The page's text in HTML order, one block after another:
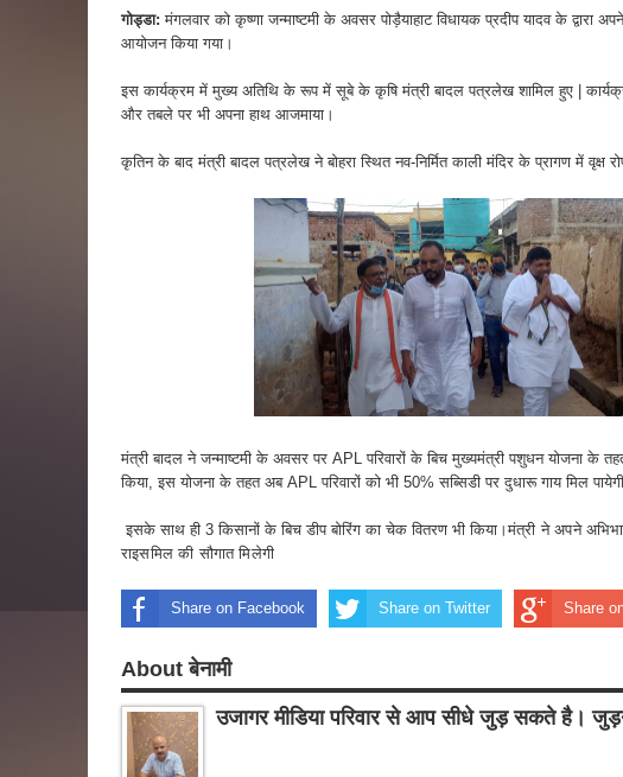
गोड्डा: मंगलवार को कृष्णा जन्माष्टमी के अवसर पोड़ैयाहाट विधायक प्रदीप यादव के द्वारा
आयोजन किया गया।
इस कार्यक्रम में मुख्य अतिथि के रूप में सूबे के कृषि मंत्री बादल पत्रलेख शामिल हुए |
और तबले पर भी अपना हाथ आजमाया।
कृतिन के बाद मंत्री बादल पत्रलेख ने बोहरा स्थित नव-निर्मित काली मंदिर के प्रागण में वृक्ष
मंत्री बादल ने जन्माष्टमी के अवसर पर APL परिवारों के बिच मुख्यमंत्री पशुधन योजना के
किया, इस योजना के तहत अब APL परिवारों को भी 50% सब्सिडी पर दुधारू गाय मिल
इसके साथ ही 3 किसानों के बिच डीप बोरिंग का चेक वितरण भी किया।मंत्री ने अपने
राइसमिल की सौगात मिलेगी
Share on Facebook Share on Twitter Share
About बेनामी
उजागर मीडिया परिवार से आप सीधे जुड़ सकते है।